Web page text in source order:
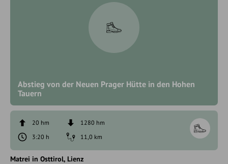
Abstieg von der Neuen Prager Hütte in den Hohen
Tauern
20 hm
1280 hm
3:20 h
11,0 km
Matrei in Osttirol Lienz